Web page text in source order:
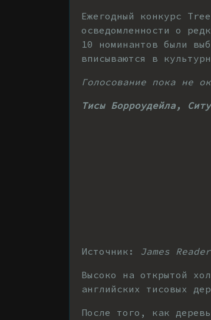
Ежегодный конкурс
осведомленности о
10 номинантов были
вписываются в
Голосование пока не
Тисы Борроудейла,
Источник: James Reader
Высоко на открытой
английских тисовых
После того, как